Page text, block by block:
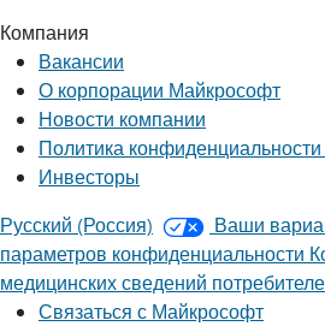
Компания
Вакансии
О корпорации Майкрософт
Новости компании
Политика
Инвесторы
Русский (Россия)
Ваши
параметров конфиденциальности
медицинских сведений
Связаться с Майкрософт